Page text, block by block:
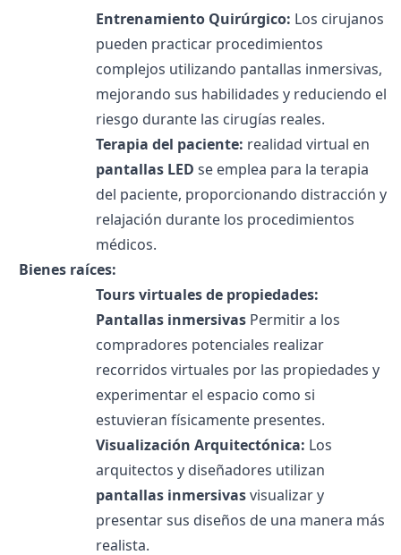
Entrenamiento Quirúrgico: Los cirujanos
pueden practicar procedimientos
complejos utilizando pantallas inmersivas,
mejorando sus habilidades y reduciendo el
riesgo durante las cirugías reales.
Terapia del paciente: realidad virtual en
pantallas LED se emplea para la terapia
del paciente, proporcionando distracción y
relajación durante los procedimientos
médicos.
Bienes raíces:
Tours virtuales de propiedades:
Pantallas inmersivas Permitir a los
compradores potenciales realizar
recorridos virtuales por las propiedades y
experimentar el espacio como si
estuvieran físicamente presentes.
Visualización Arquitectónica: Los
arquitectos y diseñadores utilizan
pantallas inmersivasvisualizar y
presentar sus diseños de una manera más
realista.